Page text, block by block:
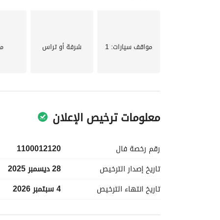
مواقف سيارات: 1 شرفة أو تراس
معلومات ترخيص الإعلان
رقم رخصة فال
1100012120
تاريخ إصدار الترخيص
28 ديسمبر 2025
تاريخ انتهاء الترخيص 4 سبتمبر 2026